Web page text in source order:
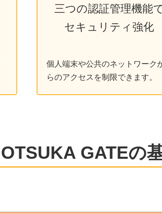
三つの認証管理機能
セキュリティ強化
個人端末や公共のネットワーク
らのアクセスを制限できます。
OTSUKA GATEの